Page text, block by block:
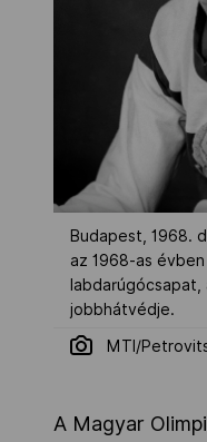
Budapest, 1968.
az 1968-as
jobbhátvédje.
MTI/
A Magyar